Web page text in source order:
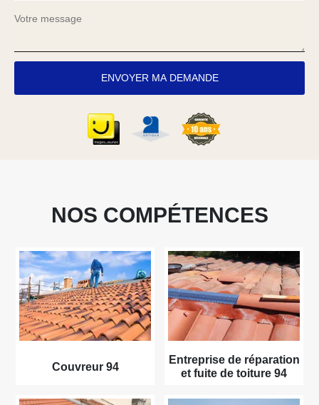
NOS COMPÉTENCES
Couvreur 94
Entreprise de réparation
et fuite de toiture 94